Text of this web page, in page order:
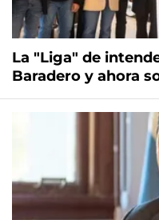
La "Liga" de
Baradero y ahora